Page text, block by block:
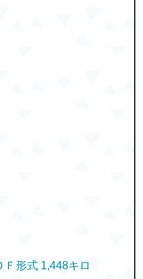
Ｆ形式 1,448キロ